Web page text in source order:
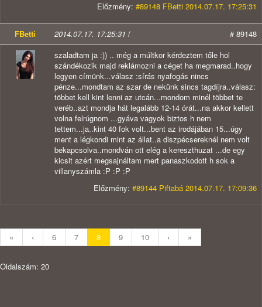
Előzmény: #89148 FBetti 2014.07.17. 17:25:31
FBetti 2014.07.17. 17:25:31 /
# 89148
szaladtam ja :)) .. még a múltkor kérdeztem tőle hol
szándékozik majd reklámozni a céget ha megmarad..hogy
legyen címünk...válasz :sírás nyafogás nincs
pénze...mondtam az szar de nekünk sincs tagdíjra..válasz:
többet kell kint lenni az utcán...mondom minél többet te
veréb..azt mondja hát legalább 12-14 órát...na akkor kellett
volna felrúgnom ...gyáva vagyok biztos h nem
tettem...ja..kint 40 fok volt...bent az irodájában 15...úgy
ment a légkondi mint az állat..a diszpécsereknél nem volt
bekapcsolva..mondván ott elég a kereszthuzat ...de egy
kicsit azért megsajnáltam mert panaszkodott h sok a
villanyszámla :P :P :P
Előzmény: #89144 Piftabá 2014.07.17. 17:09:36
« ‹ 6 7 8 9 10 › »
Oldalszám: 20